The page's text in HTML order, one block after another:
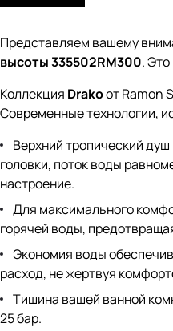
Представляем вашему
высоты 335502RM300.
Коллекция Drakoот Ramon
Современные технологии,
Верхний тропический
головки, поток воды
настроение.
Для максимального
горячей воды,
Экономия воды
расход, не жертвуя
Тишина вашей ванной
25 бар.